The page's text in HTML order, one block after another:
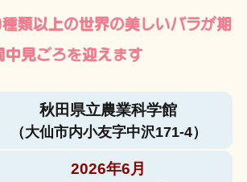
類以上の世界の美しいバラが期
中見ごろを迎えます
秋田県立農業科学館
（大仙市内小友字中沢171-4）
2026年6月